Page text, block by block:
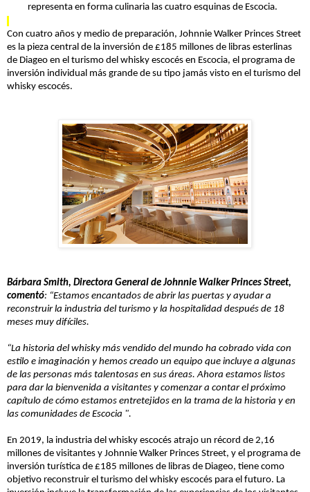
representa en forma culinaria las cuatro esquinas de Escocia.
Con cuatro años y medio de preparación, Johnnie Walker Princes Street
es la pieza central de la inversión de £185 millones de libras esterlinas
de Diageo en el turismo del whisky escocés en Escocia, el programa de
inversión individual más grande de su tipo jamás visto en el turismo del
whisky escocés.
Bárbara Smith, Directora General de Johnnie Walker Princes Street,
comentó: “Estamos encantados de abrir las puertas y ayudar a
reconstruir la industria del turismo y la hospitalidad después de 18
meses muy difíciles.
“La historia del whisky más vendido del mundo ha cobrado vida con
estilo e imaginación y hemos creado un equipo que incluye a algunas
de las personas más talentosas en sus áreas. Ahora estamos listos
para dar la bienvenida a visitantes y comenzar a contar el próximo
capítulo de cómo estamos entretejidos en la trama de la historia y en
las comunidades de Escocia ".
En 2019, la industria del whisky escocés atrajo un récord de 2,16
millones de visitantes y Johnnie Walker Princes Street, y el programa de
inversión turística de £185 millones de libras de Diageo, tiene como
objetivo reconstruir el turismo del whisky escocés para el futuro. La